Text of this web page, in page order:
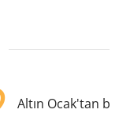
Altın Ocak'tan